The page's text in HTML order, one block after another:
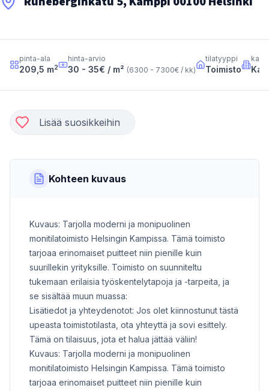
pinta-ala
209,5 m2
hinta-arvio
30 - 35€ / m² (6300 - 7300€ / kk)
tilatyyppi
Toimisto
Lisää suosikkeihin
Kohteen kuvaus
Kuvaus: Tarjolla moderni ja monipuolinen
monitilatoimisto Helsingin Kampissa. Tämä toimisto
tarjoaa erinomaiset puitteet niin pienille kuin
suurillekin yrityksille. Toimisto on suunniteltu
tukemaan erilaisia työskentelytapoja ja -tarpeita, ja
se sisältää muun muassa:
Lisätiedot ja yhteydenotot: Jos olet kiinnostunut tästä
upeasta toimistotilasta, ota yhteyttä ja sovi esittely.
Tämä on tilaisuus, jota et halua jättää väliin!
Kuvaus: Tarjolla moderni ja monipuolinen
monitilatoimisto Helsingin Kampissa. Tämä toimisto
tarjoaa erinomaiset puitteet niin pienille kuin